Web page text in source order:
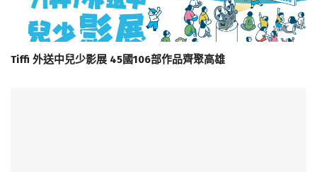
Tiffi 外送中兒少影展 45國106部作品齊聚高雄